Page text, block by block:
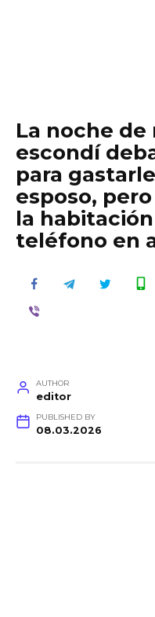
La noche de
escondí
para
esposo,
la
teléfono en
AUTHOR
editor
PUBLISHED BY
08.03.2026